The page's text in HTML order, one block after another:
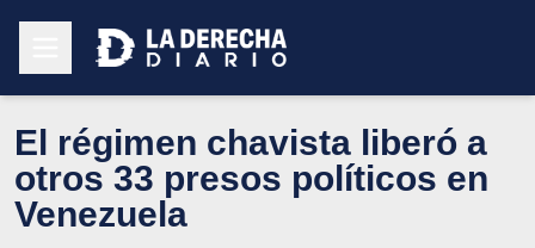
El régimen chavista liberó a
otros 33 presos políticos en
Venezuela